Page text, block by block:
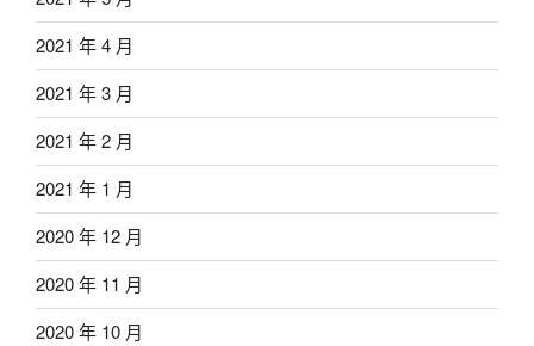
2021 年 4 月
2021 年 3 月
2021 年 2 月
2021 年 1 月
2020 年 12 月
2020 年 11 月
2020 年 10 月